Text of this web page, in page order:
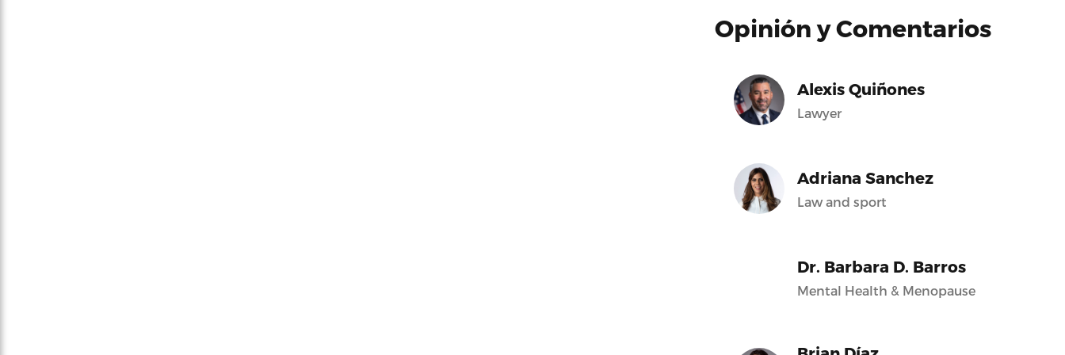
Opinión y Comentarios
Alexis Quiñones
Lawyer
Adriana Sanchez
Law and sport
Dr. Barbara D. Barros
Mental Health & Menopause